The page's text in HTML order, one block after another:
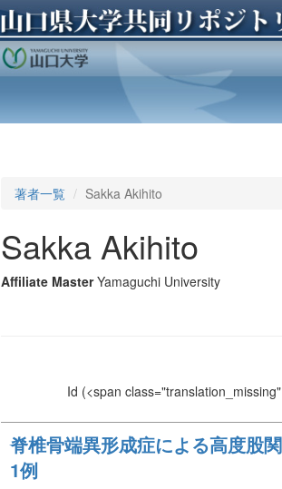
著者一覧 Sakka Akihito
Sakka Akihito
Affiliate Master Yamaguchi University
Id (<span
脊椎骨端異形成症による高度股
1例